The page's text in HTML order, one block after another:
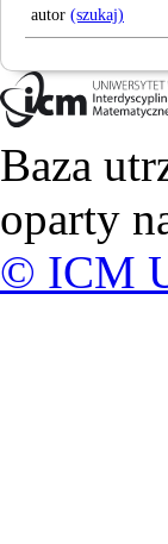
autor (szukaj)
Baza
oparty
© ICM